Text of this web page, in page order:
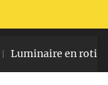
en rotin et